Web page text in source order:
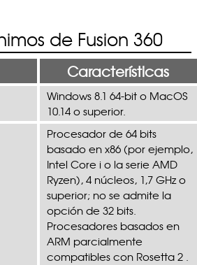
de Fusion 360
Características
Windows 8.1 64-bit o MacOS
10.14 o superior.
Procesador de 64 bits
basado en x86 (por ejemplo,
Intel Core i o la serie AMD
Ryzen), 4 núcleos, 1,7 GHz o
superior; no se admite la
opción de 32 bits.
Procesadores basados en
ARM parcialmente
compatibles con Rosetta 2 .